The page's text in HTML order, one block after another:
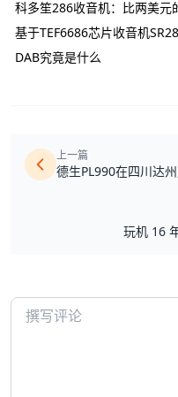
科多笙286收音机：比两美元
基于TEF6686芯片收音机
DAB究竟是什么
上一篇
德生PL990在四川达
玩机 16